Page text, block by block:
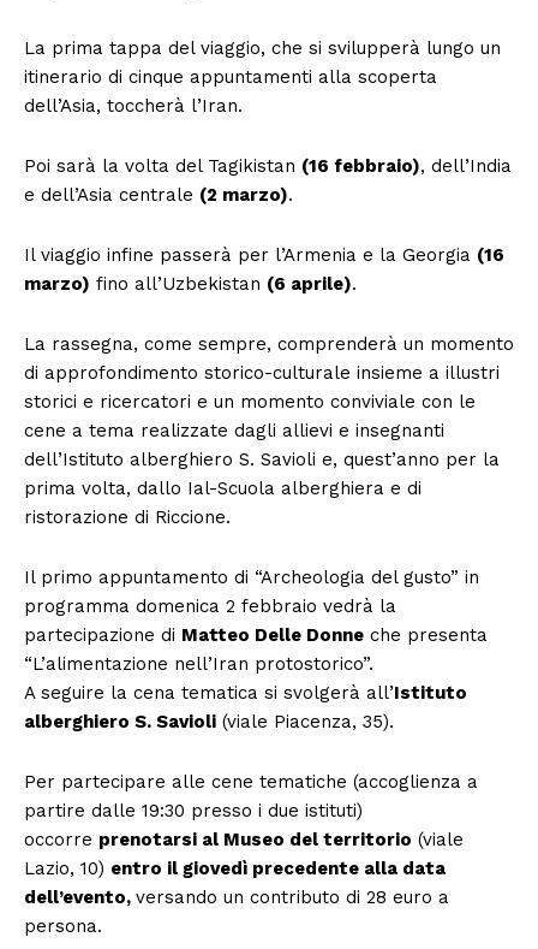
La prima tappa del viaggio, che si svilupperà lungo un
itinerario di cinque appuntamenti alla scoperta
dell’Asia, toccherà l’Iran.
Poi sarà la volta del Tagikistan (16 febbraio), dell’India
e dell’Asia centrale (2 marzo).
Il viaggio infine passerà per l’Armenia e la Georgia (16
marzo) fino all’Uzbekistan (6 aprile).
La rassegna, come sempre, comprenderà un momento
di approfondimento storico-culturale insieme a illustri
storici e ricercatori e un momento conviviale con le
cene a tema realizzate dagli allievi e insegnanti
dell’Istituto alberghiero S. Savioli e, quest’anno per la
prima volta, dallo Ial-Scuola alberghiera e di
ristorazione di Riccione.
Il primo appuntamento di “Archeologia del gusto” in
programma domenica 2 febbraio vedrà la
partecipazione di Matteo Delle Donne che presenta
“L’alimentazione nell’Iran protostorico”.
A seguire la cena tematica si svolgerà all’Istituto
alberghiero S. Savioli (viale Piacenza, 35).
Per partecipare alle cene tematiche (accoglienza a
partire dalle 19:30 presso i due istituti)
occorre prenotarsi al Museo del territorio (viale
Lazio, 10) entro il giovedì precedente alla data
dell’evento, versando un contributo di 28 euro a
persona.